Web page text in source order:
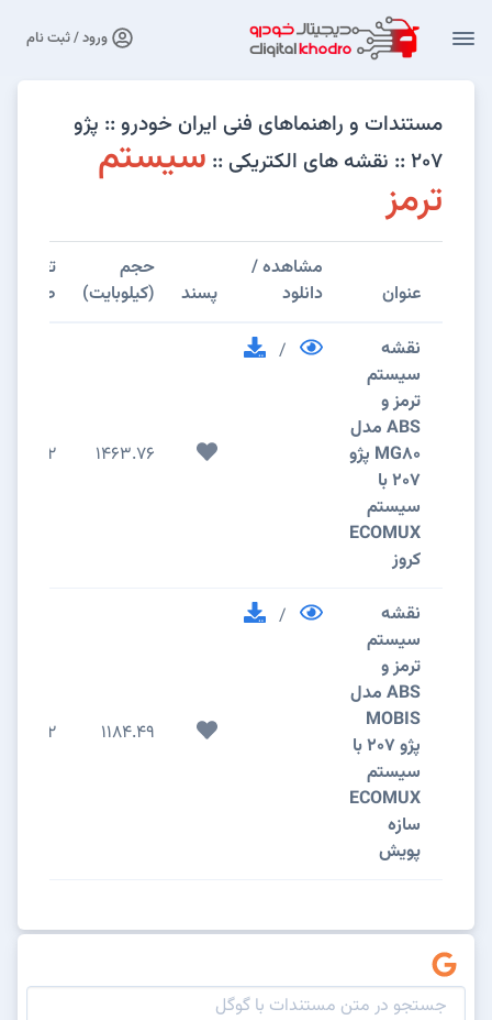
ورود / ثبت نام
مستندات و راهنماهای فنی ایران خودرو :: پژو
۲۰۷ :: نقشه های الکتریکی ::
سیستم
ترمز
عنوان
مشاهده /
دانلود
پسند
حجم
(کیلوبایت)
تعداد
صفحات
نقشه
سيستم
ترمز و
ABS مدل
MG80 پژو
207 با
سیستم
ECOMUX
کروز
/
1463.76
2
نقشه
سيستم
ترمز و
ABS مدل
MOBIS
پژو 207 با
سیستم
ECOMUX
سازه
پویش
/
1184.49
2